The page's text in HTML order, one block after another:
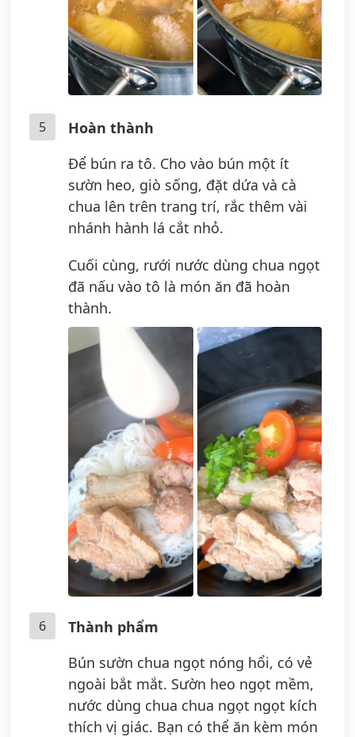
5
Hoàn thành
Để bún ra tô. Cho vào bún một ít
sườn heo, giò sống, đặt dứa và cà
chua lên trên trang trí, rắc thêm vài
nhánh hành lá cắt nhỏ.
Cuối cùng, rưới nước dùng chua ngọt
đã nấu vào tô là món ăn đã hoàn
thành.
6
Thành phẩm
Bún sườn chua ngọt nóng hổi, có vẻ
ngoài bắt mắt. Sườn heo ngọt mềm,
nước dùng chua chua ngọt ngọt kích
thích vị giác. Bạn có thể ăn kèm món